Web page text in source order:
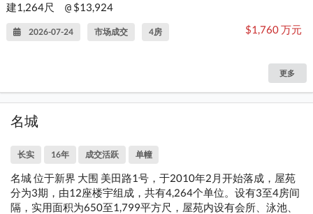
建1,264尺
@ $13,924
2026-07-24 市场成交 4房 $1,760 万元
更多
名城
长实 16年 成交活跃 单幢
名城 位于新界 大围 美田路1号，于2010年2月开始落成，屋苑
分为3期，由12座楼宇组成，共有4,264个单位。设有3至4房间
隔，实用面积为650至1,799平方尺，屋苑内设有会所、泳池、